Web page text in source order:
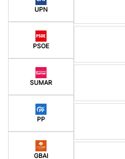
UPN
PSOE
SUMAR
PP
GBAI